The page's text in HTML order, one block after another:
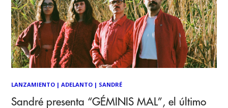
LANZAMIENTO |ADELANTO | SANDRÉ
Sandré presenta “GÉMINIS MAL”, el último